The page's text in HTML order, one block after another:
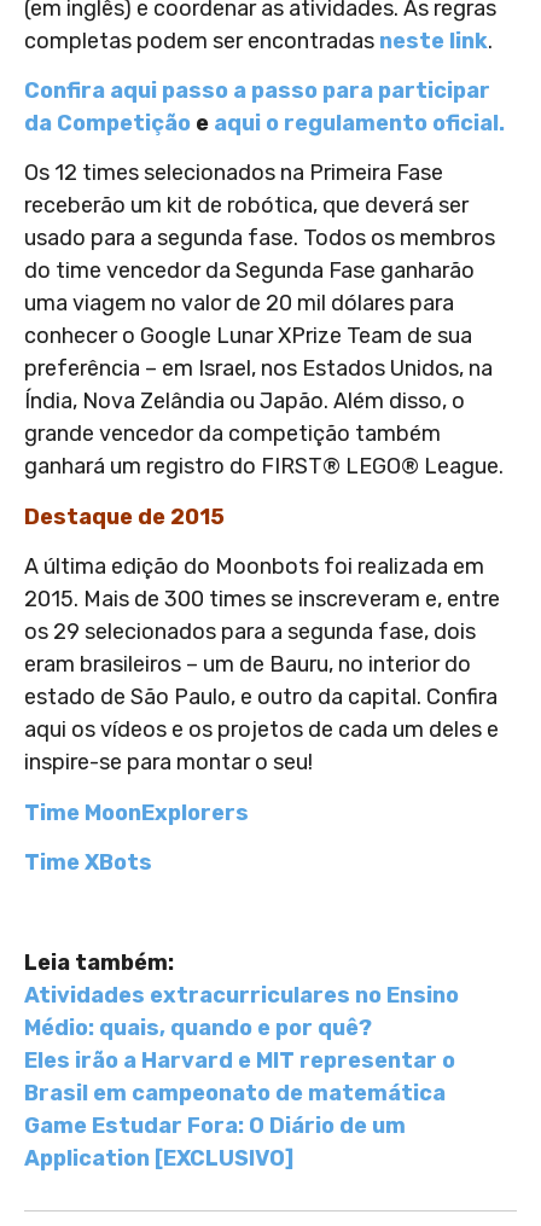
(em inglês) e coordenar as atividades. As regras
completas podem ser encontradas neste link.
Confira aqui passo a passo para participar
da Competição e aqui o regulamento oficial.
Os 12 times selecionados na Primeira Fase
receberão um kit de robótica, que deverá ser
usado para a segunda fase. Todos os membros
do time vencedor da Segunda Fase ganharão
uma viagem no valor de 20 mil dólares para
conhecer o Google Lunar XPrize Team de sua
preferência – em Israel, nos Estados Unidos, na
Índia, Nova Zelândia ou Japão. Além disso, o
grande vencedor da competição também
ganhará um registro do FIRST® LEGO® League.
Destaque de 2015
A última edição do Moonbots foi realizada em
2015. Mais de 300 times se inscreveram e, entre
os 29 selecionados para a segunda fase, dois
eram brasileiros – um de Bauru, no interior do
estado de São Paulo, e outro da capital. Confira
aqui os vídeos e os projetos de cada um deles e
inspire-se para montar o seu!
Time MoonExplorers
Time XBots
Leia também:
Atividades extracurriculares no Ensino
Médio: quais, quando e por quê?
Eles irão a Harvard e MIT representar o
Brasil em campeonato de matemática
Game Estudar Fora: O Diário de um
Application [EXCLUSIVO]